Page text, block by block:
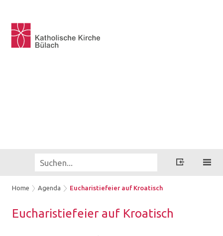
Home Agenda Eucharistiefeier auf Kroatisch
Eu­cha­ris­tie­fei­er auf Kroa­tisch